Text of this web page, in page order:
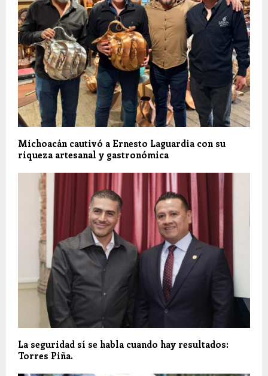
Michoacán cautivó a Ernesto Laguardia con su
riqueza artesanal y gastronómica
La seguridad sí se habla cuando hay resultados:
Torres Piña.